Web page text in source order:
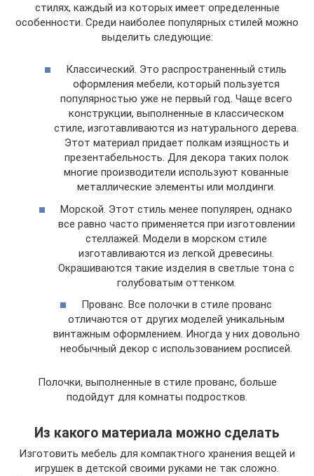
стилях, каждый из которых имеет определенные
особенности. Среди наиболее популярных стилей можно
выделить следующие:
Классический. Это распространенный стиль
оформления мебели, который пользуется
популярностью уже не первый год. Чаще всего
конструкции, выполненные в классическом
стиле, изготавливаются из натурального дерева.
Этот материал придает полкам изящность и
презентабельность. Для декора таких полок
многие производители используют кованные
металлические элементы или молдинги.
Морской. Этот стиль менее популярен, однако
все равно часто применяется при изготовлении
стеллажей. Модели в морском стиле
изготавливаются из легкой древесины.
Окрашиваются такие изделия в светлые тона с
голубоватым оттенком.
Прованс. Все полочки в стиле прованс
отличаются от других моделей уникальным
винтажным оформлением. Иногда у них довольно
необычный декор с использованием росписей.
Полочки, выполненные в стиле прованс, больше
подойдут для комнаты подростков.
Из какого материала можно сделать
Изготовить мебель для компактного хранения вещей и
игрушек в детской своими руками не так сложно.